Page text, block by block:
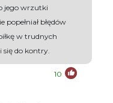
jego wrzutki
popełniał błędów
w trudnych
się do kontry.
10